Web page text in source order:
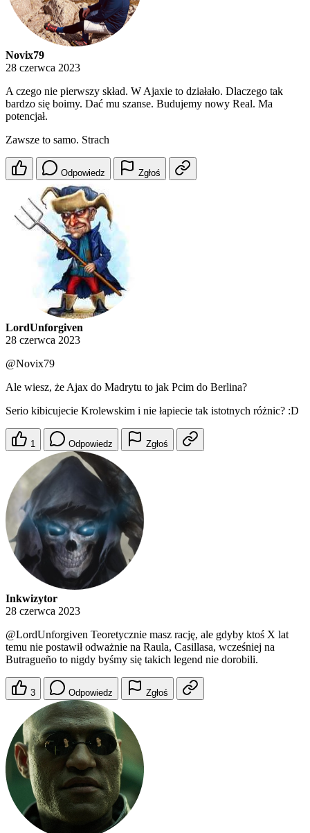
Novix79
28 czerwca 2023
A czego nie pierwszy skład. W Ajaxie to działało. Dlaczego tak
bardzo się boimy. Dać mu szanse. Budujemy nowy Real. Ma
potencjał.
Zawsze to samo. Strach
Odpowiedz Zgłoś
LordUnforgiven
28 czerwca 2023
@Novix79
Ale wiesz, że Ajax do Madrytu to jak Pcim do Berlina?
Serio kibicujecie Krolewskim i nie łapiecie tak istotnych różnic? :D
1 Odpowiedz Zgłoś
Inkwizytor
28 czerwca 2023
@LordUnforgiven Teoretycznie masz rację, ale gdyby ktoś X lat
temu nie postawił odważnie na Raula, Casillasa, wcześniej na
Butragueño to nigdy byśmy się takich legend nie dorobili.
3 Odpowiedz Zgłoś